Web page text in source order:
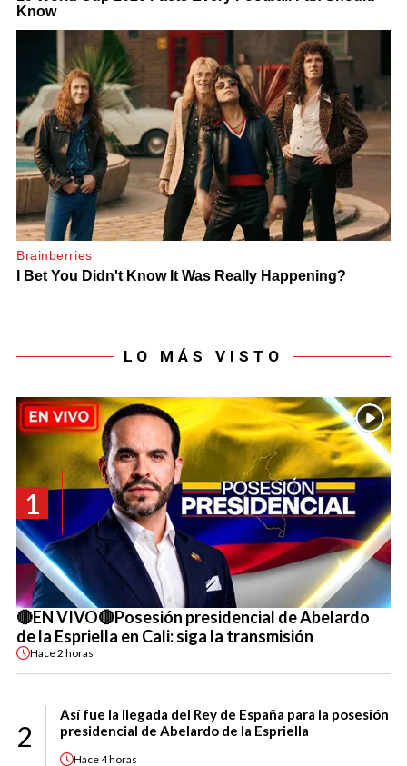
LO MÁS VISTO
1
🔴EN VIVO🔴Posesión presidencial de Abelardo
de la Espriella en Cali: siga la transmisión
Hace2 horas
2
Así fue la llegada del Rey de España para la posesión
presidencial de Abelardo de la Espriella
Hace4 horas